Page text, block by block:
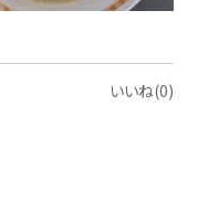
いいね(0)